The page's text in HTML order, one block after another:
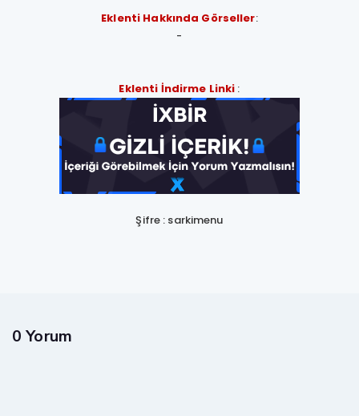
Eklenti Hakkında Görseller:
-
Eklenti İndirme Linki :
Şifre : sarkimenu
0 Yorum